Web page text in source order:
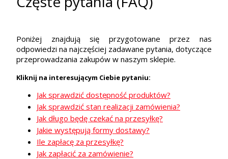
Poniżej znajdują się przygotowane przez nas
odpowiedzi na najczęściej zadawane pytania, dotyczące
przeprowadzania zakupów w naszym sklepie.
Kliknij na interesującym Ciebie pytaniu:
Jak sprawdzić dostępność produktów?
Jak sprawdzić stan realizacji zamówienia?
Jak długo będę czekać na przesyłkę?
Jakie występują formy dostawy?
Ile zapłacę za przesyłkę?
Jak zapłacić za zamówienie?